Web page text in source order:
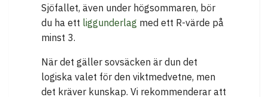
Sjöfallet, även under högsommaren, bör
du ha ett liggunderlag med ett R-värde på
minst 3.
När det gäller sovsäcken är dun det
logiska valet för den viktmedvetne, men
det kräver kunskap. Vi rekommenderar att